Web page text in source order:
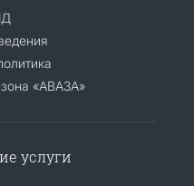
«АВАЗА»
услуги